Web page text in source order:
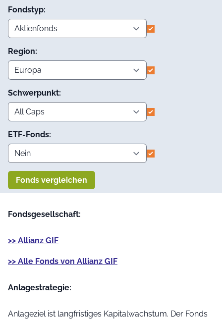
Fondstyp:
Region:
Schwerpunkt:
ETF-Fonds:
Fonds vergleichen
Fondsgesellschaft:
>> Allianz GIF
>> Alle Fonds von Allianz GIF
Anlage­strategie:
Anlageziel ist langfristiges Kapitalwachstum. Der Fonds